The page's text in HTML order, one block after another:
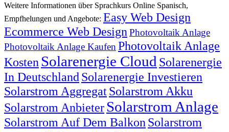
Weitere Informationen über Sprachkurs Online Spanisch,
Empfhelungen und Angebote: Easy Web Design
Ecommerce Web Design Photovoltaik Anlage
Photovoltaik Anlage Kaufen Photovoltaik Anlage
Kosten Solarenergie Cloud Solarenergie
In Deutschland Solarenergie Investieren
Solarstrom AggregatSolarstrom Akku
Solarstrom Anbieter Solarstrom Anlage
Solarstrom Auf Dem Balkon Solarstrom